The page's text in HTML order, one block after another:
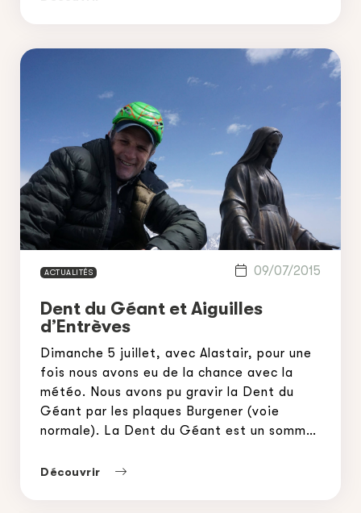
ACTUALITÉS
Dent du Géant et Aiguilles
d’Entrèves
Dimanche 5 juillet, avec Alastair, pour une
fois nous avons eu de la chance avec la
météo. Nous avons pu gravir la Dent du
Géant par les plaques Burgener (voie
normale). La Dent du Géant est un sommet
téléphérique Sky way, son apparence
Découvrir
09/07/2015